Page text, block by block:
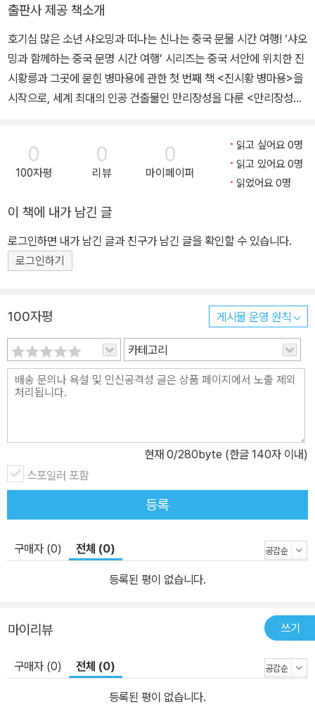
출판사 제공 책소개
호기심 많은 소년 샤오밍과 떠나는 신나는 중국 문물 시간 여행! ‘샤오
밍과 함께하는 중국 문명 시간 여행’ 시리즈는 중국 서안에 위치한 진
시황릉과 그곳에 묻힌 병마용에 관한 첫 번째 책 <진시황 병마용>을
시작으로, 세계 최대의 인공 건출물인 만리장성을 다룬 <만리장성>
지, 굵직굵직한 중국의 역사적 유물을 흥미로운 이야기 속에 그림책
의 형태로 담아 우리 아이들이 중국의 역사와 문화를 어려서부터 자
연스럽게 접할 수 있도록 만들어졌습니다. 이 시리즈의 도서들은 ‘최
권’에 선정된 바 있는 작가 리젠의 야심작입니다. 중국의 유명한 그림
책 작가이자 화가인 저자는 현재까지도 왕성한 작품 활동을 하며 아
름다운 동양화풍의 그림으로 좋은 평가를 받고 있습니다.
0
100자평
0
리뷰
0
마이페이퍼
읽고 싶어요 0명
읽고 있어요 0명
읽었어요 0명
이 책에 내가 남긴 글
로그인하면 내가 남긴 글과 친구가 남긴 글을 확인할 수 있습니다.
로그인하기
100자평 게시물 운영 원칙
카테고리
현재 0/280byte (한글 140자 이내)
스포일러 포함
등록
구매자 (0) 전체 (0)
등록된 평이 없습니다.
마이리뷰 쓰기
구매자 (0) 전체 (0)
등록된 평이 없습니다.